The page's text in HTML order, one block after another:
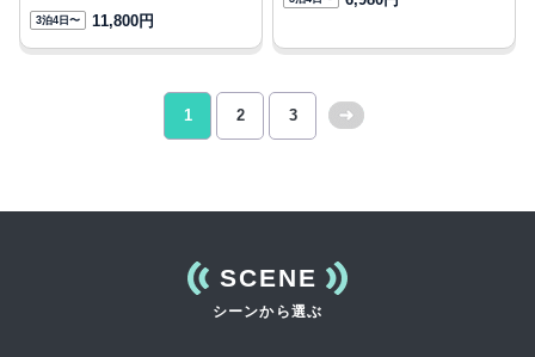
3泊4日〜 11,800円
1 2 3
SCENE
シーンから選ぶ